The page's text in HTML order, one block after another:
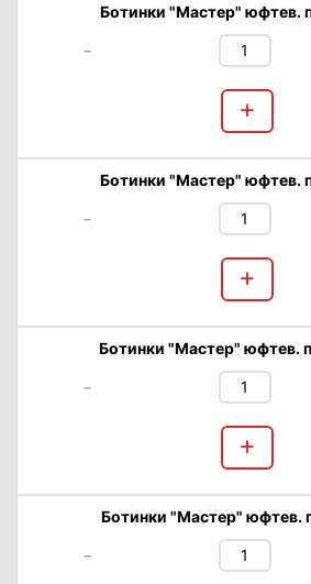
Ботинки "Мастер" юфтев.
-
+
Ботинки "Мастер" юфтев.
-
+
Ботинки "Мастер" юфтев.
-
+
Ботинки "Мастер" юфтев.
-